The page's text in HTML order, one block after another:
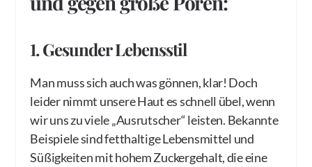
1. Gesunder Lebensstil
Man muss sich auch was gönnen, klar! Doch
leider nimmt unsere Haut es schnell übel, wenn
wir uns zu viele „Ausrutscher“ leisten. Bekannte
Beispiele sind fetthaltige Lebensmittel und
Süßigkeiten mit hohem Zuckergehalt, die eine